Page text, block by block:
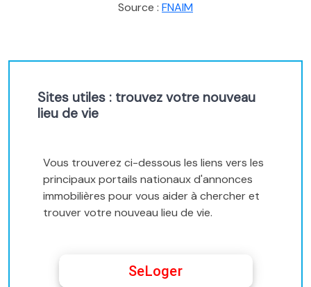
Source : FNAIM
Sites utiles : trouvez votre nouveau
lieu de vie
Vous trouverez ci-dessous les liens vers les
principaux portails nationaux d'annonces
immobilières pour vous aider à chercher et
trouver votre nouveau lieu de vie.
SeLoger